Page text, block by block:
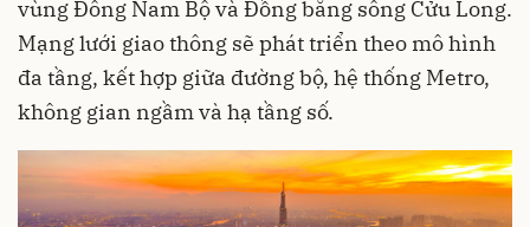
vùng Đông Nam Bộ và Đồng bằng sông Cửu Long.
Mạng lưới giao thông sẽ phát triển theo mô hình
đa tầng, kết hợp giữa đường bộ, hệ thống Metro,
không gian ngầm và hạ tầng số.